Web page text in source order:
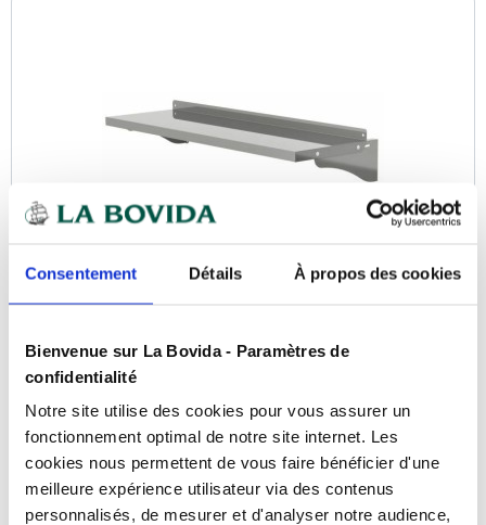
Consentement Détails À propos des cookies
Bienvenue sur La Bovida - Paramètres de
confidentialité
Notre site utilise des cookies pour vous assurer un
fonctionnement optimal de notre site internet. Les
cookies nous permettent de vous faire bénéficier d'une
meilleure expérience utilisateur via des contenus
personnalisés, de mesurer et d'analyser notre audience,
Étagère murale pleine 160 x 30 cm
Référence :0109451891
COMPARER